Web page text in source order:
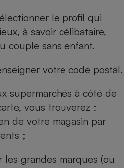
le profil qui
à savoir célibataire,
couple sans enfant.
votre code postal.
supermarchés à côté de
vous trouverez :
de votre magasin par
;
grandes marques (ou